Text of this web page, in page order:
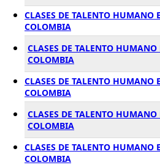
CLASES DE TALENTO HUMANO
COLOMBIA
CLASES DE TALENTO
COLOMBIA
CLASES DE TALENTO
COLOMBIA
CLASES DE TALENTO
COLOMBIA
CLASES DE TALENTO
COLOMBIA